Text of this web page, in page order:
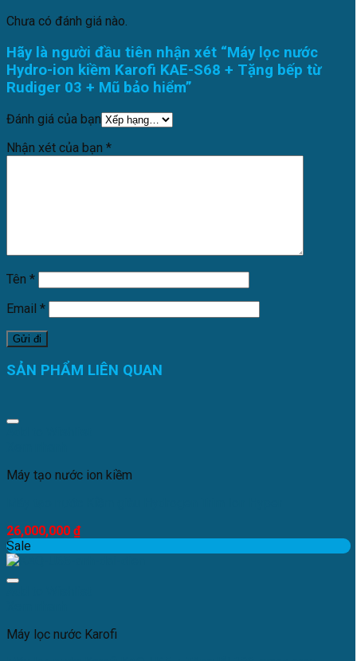
Chưa có đánh giá nào.
Hãy là người đầu tiên nhận xét “Máy lọc nước
Hydro-ion kiềm Karofi KAE-S68 + Tặng bếp từ
Rudiger 03 + Mũ bảo hiểm”
Đánh giá của bạn
Nhận xét của bạn *
Tên *
Email *
SẢN PHẨM LIÊN QUAN
Máy tạo nước ion kiềm
26,000,000 ₫
Sale
Máy lọc nước Karofi